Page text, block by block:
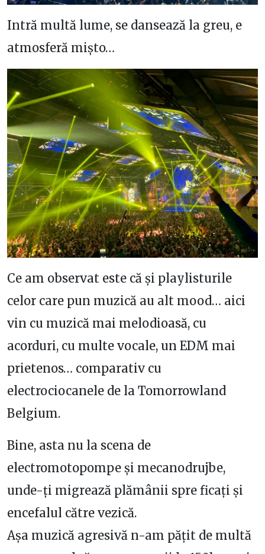
Intră multă lume, se dansează la greu, e
atmosferă mișto…
Ce am observat este că și playlisturile
celor care pun muzică au alt mood… aici
vin cu muzică mai melodioasă, cu
acorduri, cu multe vocale, un EDM mai
prietenos… comparativ cu
electrociocanele de la Tomorrowland
Belgium.
Bine, asta nu la scena de
electromotopompe și mecanodrujbe,
unde-ți migrează plămânii spre ficați și
encefalul către vezică.
Așa muzică agresivă n-am pățit de multă